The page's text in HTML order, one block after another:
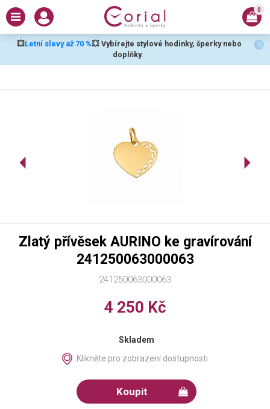
💥Letní slevy až 70 %💥 Vybírejte stylové hodinky, šperky nebo
doplňky.
0
241250063000063
Zlatý přívěsek AURINO ke gravírování
241250063000063
4 250 Kč
Skladem
Klikněte pro zobrazení dostupnosti
Koupit